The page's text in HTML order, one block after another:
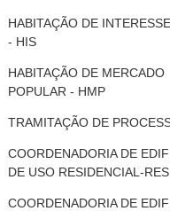
HABITAÇÃO DE
- HIS
HABITAÇÃO DE MERCADO
POPULAR - HMP
TRAMITAÇÃO DE
COORDENADORIA DE
DE USO RESIDENCIAL-
COORDENADORIA DE